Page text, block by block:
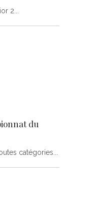
2
du
catégories